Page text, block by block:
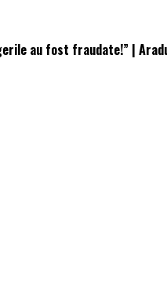
au fost fraudate!” |